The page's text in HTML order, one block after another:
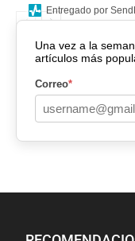
Una vez a la
artículos más
Correo*
Entregado por